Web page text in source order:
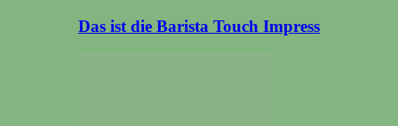
Das ist die Barista Touch Impress